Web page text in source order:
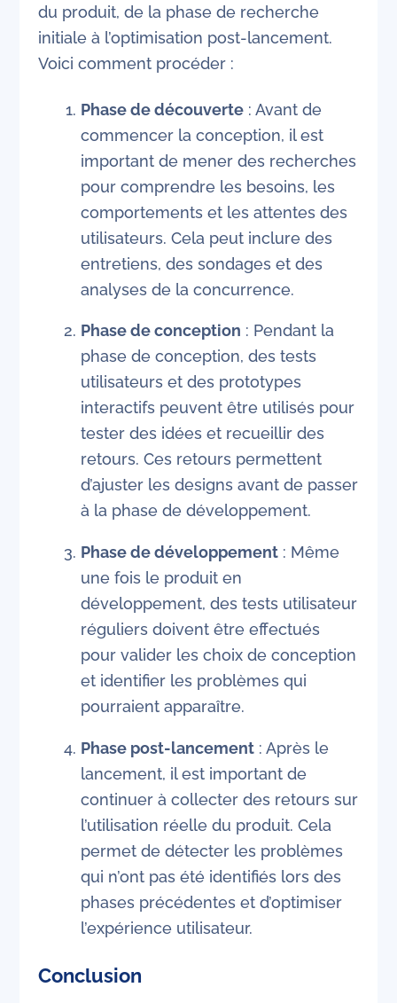
du produit, de la phase de recherche
initiale à l’optimisation post-lancement.
Voici comment procéder :
Phase de découverte: Avant de
commencer la conception, il est
important de mener des recherches
pour comprendre les besoins, les
comportements et les attentes des
utilisateurs. Cela peut inclure des
entretiens, des sondages et des
analyses de la concurrence.
Phase de conception : Pendant la
phase de conception, des tests
utilisateurs et des prototypes
interactifs peuvent être utilisés pour
tester des idées et recueillir des
retours. Ces retours permettent
d’ajuster les designs avant de passer
à la phase de développement.
Phase de développement: Même
une fois le produit en
développement, des tests utilisateur
réguliers doivent être effectués
pour valider les choix de conception
et identifier les problèmes qui
pourraient apparaître.
Phase post-lancement: Après le
lancement, il est important de
continuer à collecter des retours sur
l’utilisation réelle du produit. Cela
permet de détecter les problèmes
qui n’ont pas été identifiés lors des
phases précédentes et d’optimiser
l’expérience utilisateur.
Conclusion